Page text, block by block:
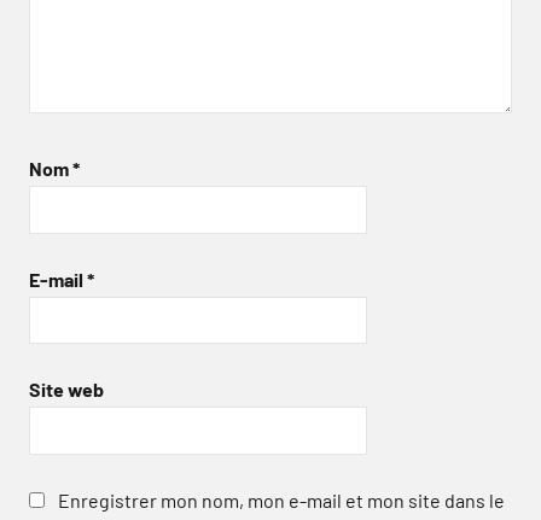
Nom*
E-mail *
Site web
Enregistrer mon nom, mon e-mail et mon site dans le